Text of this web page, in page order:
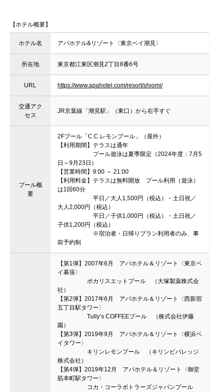
【ホテル概要】
ホテル名 アパホテル&リゾート〈東京ベイ潮見〉
所在地 東京都江東区潮見2丁目8番6号
URL https://www.apahotel.com/resort/shiomi/
交通アク
セス
JR京葉線「潮見駅」（東口）から右手すぐ
プール概
要
2Fプール「C.C.レモンプール」（屋外）
【利用期間】テラスは通年
プール遊泳は夏季限定（2024年度：7月5
日～9月23日）
【営業時間】9:00 ～ 21:00
【利用料金】テラスは無料開放 プール利用（遊泳）
は1回60分
平日／大人1,500円（税込）・土日祝／
大人2,000円（税込）
平日／子供1,000円（税込）・土日祝／
子供1,200円（税込）
※宿泊者・日帰りプラン利用者のみ、事
前予約制
【第1弾】2007年6月 アパホテル＆リゾート〈東京ベ
イ幕張〉
ポカリスエットプール （大塚製薬株式会
社）
【第2弾】2017年6月 アパホテル＆リゾート〈西新宿
五丁目駅タワー〉
Tully’s COFFEEプール （株式会社伊藤
園）
【第3弾】2019年9月 アパホテル＆リゾート〈横浜ベ
イタワー〉
キリンレモンプール （キリンビバレッジ
株式会社）
【第4弾】2019年12月 アパホテル＆リゾート〈御堂
筋本町駅タワー〉
コカ・コーラボトラーズジャパンプール